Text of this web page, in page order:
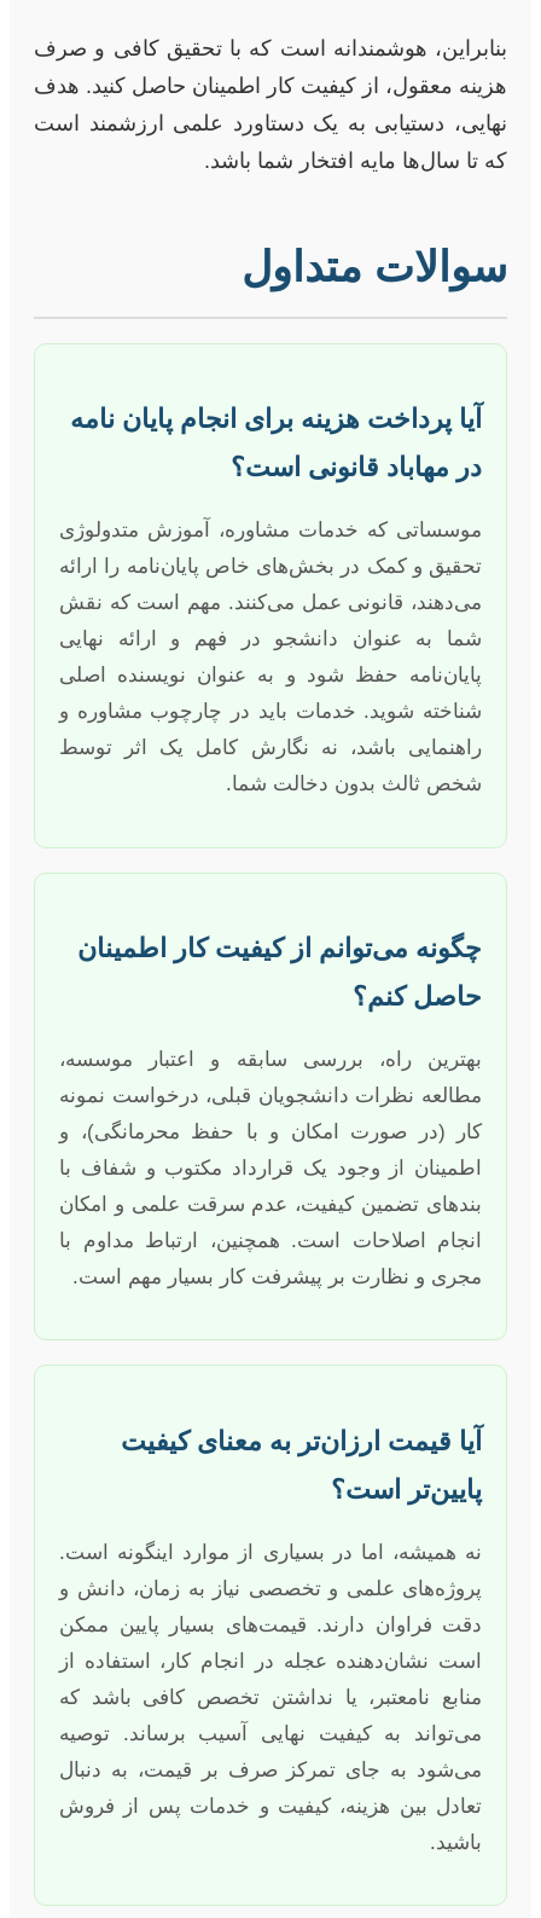
بنابراین، هوشمندانه است که با تحقیق کافی و صرف
هزینه معقول، از کیفیت کار اطمینان حاصل کنید. هدف
نهایی، دستیابی به یک دستاورد علمی ارزشمند است
که تا سال‌ها مایه افتخار شما باشد.
سوالات متداول
آیا پرداخت هزینه برای انجام پایان نامه
در مهاباد قانونی است؟
موسساتی که خدمات مشاوره، آموزش متدولوژی
تحقیق و کمک در بخش‌های خاص پایان‌نامه را ارائه
می‌دهند، قانونی عمل می‌کنند. مهم است که نقش
شما به عنوان دانشجو در فهم و ارائه نهایی
پایان‌نامه حفظ شود و به عنوان نویسنده اصلی
شناخته شوید. خدمات باید در چارچوب مشاوره و
راهنمایی باشد، نه نگارش کامل یک اثر توسط
شخص ثالث بدون دخالت شما.
چگونه می‌توانم از کیفیت کار اطمینان
حاصل کنم؟
بهترین راه، بررسی سابقه و اعتبار موسسه،
مطالعه نظرات دانشجویان قبلی، درخواست نمونه
کار (در صورت امکان و با حفظ محرمانگی)، و
اطمینان از وجود یک قرارداد مکتوب و شفاف با
بندهای تضمین کیفیت، عدم سرقت علمی و امکان
انجام اصلاحات است. همچنین، ارتباط مداوم با
مجری و نظارت بر پیشرفت کار بسیار مهم است.
آیا قیمت ارزان‌تر به معنای کیفیت
پایین‌تر است؟
نه همیشه، اما در بسیاری از موارد اینگونه است.
پروژه‌های علمی و تخصصی نیاز به زمان، دانش و
دقت فراوان دارند. قیمت‌های بسیار پایین ممکن
است نشان‌دهنده عجله در انجام کار، استفاده از
منابع نامعتبر، یا نداشتن تخصص کافی باشد که
می‌تواند به کیفیت نهایی آسیب برساند. توصیه
می‌شود به جای تمرکز صرف بر قیمت، به دنبال
تعادل بین هزینه، کیفیت و خدمات پس از فروش
باشید.